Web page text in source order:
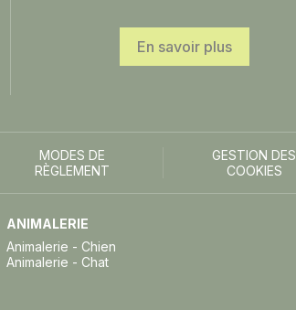
En savoir plus
MODES DE
RÈGLEMENT
GESTION DES
COOKIES
ANIMALERIE
Animalerie - Chien
Animalerie - Chat